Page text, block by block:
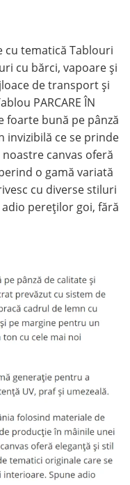
cu tematică Tablouri
cu bărci, vapoare și
de transport și
PARCARE ÎN
foarte bună pe pânză
invizibilă ce se prinde
canvas oferă
o gamă variată
cu diverse stiluri
pereților goi, fără